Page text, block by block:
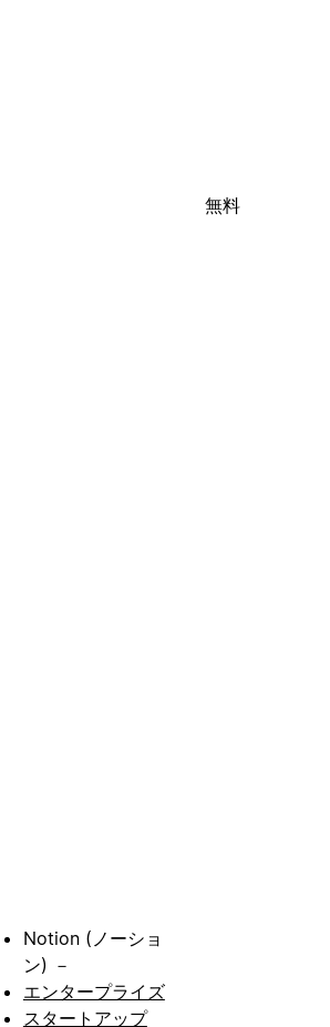
無料
Notion (ノーショ
ン) －
エンタープライズ
スタートアップ